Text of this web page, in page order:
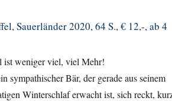
Sauerländer 2020, 64 S., € 12,-, ab 4
ist weniger viel, viel Mehr!
sympathischer Bär, der gerade aus seinem
Winterschlaf erwacht ist, sich reckt,